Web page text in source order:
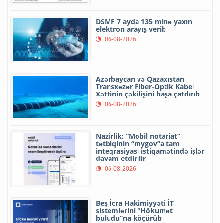
DSMF 7 ayda 135 minə yaxın
elektron arayış verib
06-08-2026
Azərbaycan və Qazaxıstan
Transxəzər Fiber-Optik Kabel
Xəttinin çəkilişini başa çatdırıb
06-08-2026
Nazirlik: “Mobil notariat”
tətbiqinin “mygov”a tam
inteqrasiyası istiqamətində işlər
davam etdirilir
06-08-2026
Beş İcra Hakimiyyəti İT
sistemlərini “Hökumət
buludu”na köçürüb